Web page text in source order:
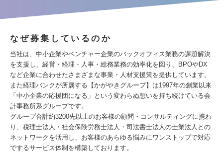
なぜ募集しているのか
当社は、中小企業やベンチャー企業のバックオフィス業務の課題解決
を支援し、経営・経理・人事・総務業務の効率化を図り、BPOやDX
など企業に合わせたさまざまな事業・人材支援策を提供しています。
また経理バンクが所属する【かがやきグループ】は1997年の創業以来
「中小企業の応援団になる」という変わらぬ想いを持ち続けている会
計事務所系グループです。
グループ合計約3200先以上のお客様の顧問・コンサルティングに携わ
り、税理士法人・社会保険労務士法人・司法書士法人の士業法人との
ネットワークを活用し、お客様のあらゆる悩みにワンストップで対応
でするサービス体制を構築しております。